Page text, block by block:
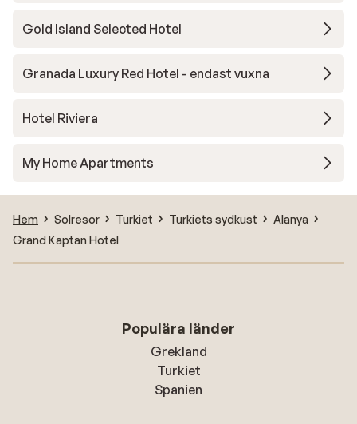
Gold Island Selected Hotel
Granada Luxury Red Hotel - endast vuxna
Hotel Riviera
My Home Apartments
Hem Solresor Turkiet Turkiets sydkust
Alanya
Grand Kaptan Hotel
Populära länder
Grekland
Turkiet
Spanien